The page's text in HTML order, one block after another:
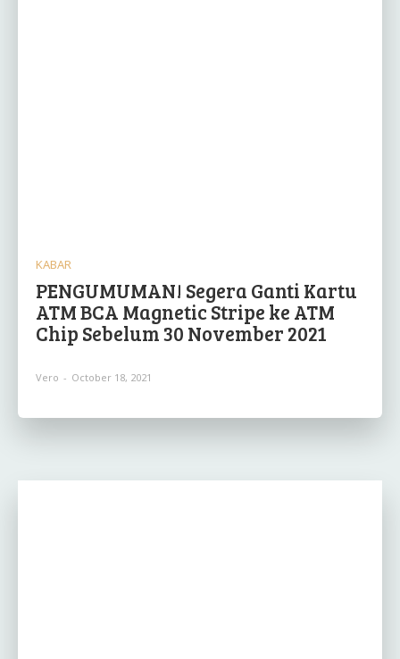
KABAR
PENGUMUMAN! Segera Ganti Kartu
ATM BCA Magnetic Stripe ke ATM
Chip Sebelum 30 November 2021
Vero - October 18, 2021